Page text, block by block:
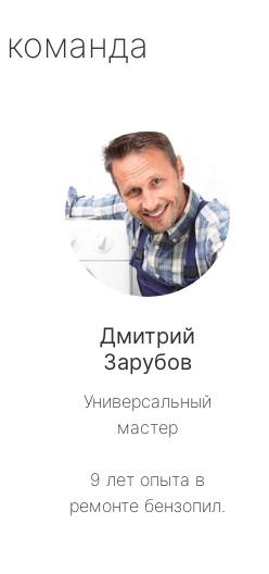
Дмитрий
Зарубов
Универсальный
мастер
9 лет опыта в
ремонте бензопил.